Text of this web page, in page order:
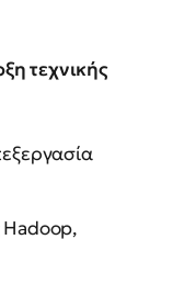
τεχνικής